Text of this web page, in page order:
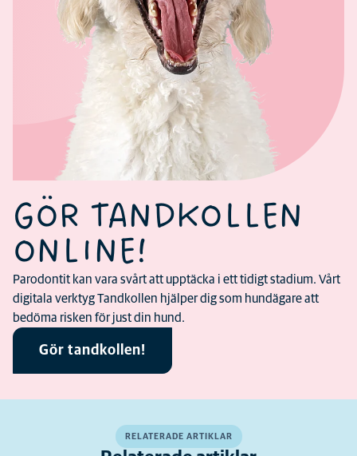
GÖR TANDKOLLEN
ONLINE!
Parodontit kan vara svårt att upptäcka i ett tidigt stadium. Vårt
digitala verktyg Tandkollen hjälper dig som hundägare att
bedöma risken för just din hund.
Gör tandkollen!
RELATERADE ARTIKLAR